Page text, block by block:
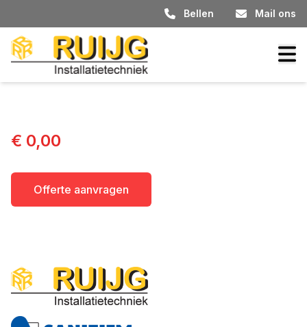
Bellen Mail ons
€ 0,00
Offerte aanvragen